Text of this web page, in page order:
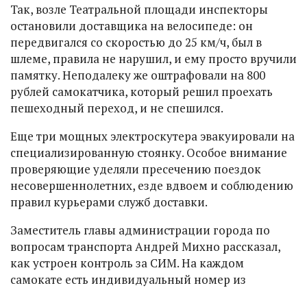
Так, возле Театральной площади инспекторы
остановили доставщика на велосипеде: он
передвигался со скоростью до 25 км/ч, был в
шлеме, правила не нарушил, и ему просто вручили
памятку. Неподалеку же оштрафовали на 800
рублей самокатчика, который решил проехать
пешеходный переход, и не спешился.
Еще три мощных электроскутера эвакуировали на
специализированную стоянку. Особое внимание
проверяющие уделяли пресечению поездок
несовершеннолетних, езде вдвоем и соблюдению
правил курьерами служб доставки.
Заместитель главы администрации города по
вопросам транспорта Андрей Михно рассказал,
как устроен контроль за СИМ. На каждом
самокате есть индивидуальный номер из